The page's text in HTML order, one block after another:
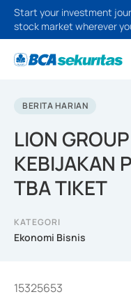
Start your investment
stock market wherever
BERITA HARIAN
LION
KEBIJAKAN
TBA TIKET
KATEGORI
Ekonomi Bisnis
15325653